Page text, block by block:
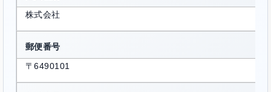
株式会社
郵便番号
〒6490101